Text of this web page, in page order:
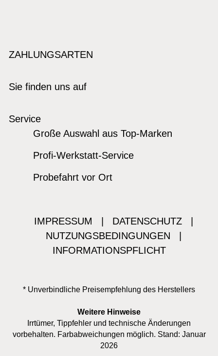
ZAHLUNGSARTEN
Sie finden uns auf
Service
Große Auswahl aus Top-Marken
Profi-Werkstatt-Service
Probefahrt vor Ort
IMPRESSUM DATENSCHUTZ
NUTZUNGSBEDINGUNGEN
INFORMATIONSPFLICHT
* Unverbindliche Preisempfehlung des Herstellers
Weitere Hinweise
Irrtümer, Tippfehler und technische Änderungen
vorbehalten. Farbabweichungen möglich. Stand: Januar
2026